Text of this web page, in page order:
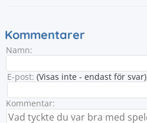
Kommentarer
Namn:
E-post: (Visas inte - endast för svar)
Kommentar: